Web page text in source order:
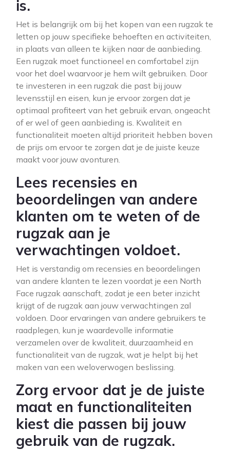
is.
Het is belangrijk om bij het kopen van een rugzak te
letten op jouw specifieke behoeften en activiteiten,
in plaats van alleen te kijken naar de aanbieding.
Een rugzak moet functioneel en comfortabel zijn
voor het doel waarvoor je hem wilt gebruiken. Door
te investeren in een rugzak die past bij jouw
levensstijl en eisen, kun je ervoor zorgen dat je
optimaal profiteert van het gebruik ervan, ongeacht
of er wel of geen aanbieding is. Kwaliteit en
functionaliteit moeten altijd prioriteit hebben boven
de prijs om ervoor te zorgen dat je de juiste keuze
maakt voor jouw avonturen.
Lees recensies en
beoordelingen van andere
klanten om te weten of de
rugzak aan je
verwachtingen voldoet.
Het is verstandig om recensies en beoordelingen
van andere klanten te lezen voordat je een North
Face rugzak aanschaft, zodat je een beter inzicht
krijgt of de rugzak aan jouw verwachtingen zal
voldoen. Door ervaringen van andere gebruikers te
raadplegen, kun je waardevolle informatie
verzamelen over de kwaliteit, duurzaamheid en
functionaliteit van de rugzak, wat je helpt bij het
maken van een weloverwogen beslissing.
Zorg ervoor dat je de juiste
maat en functionaliteiten
kiest die passen bij jouw
gebruik van de rugzak.